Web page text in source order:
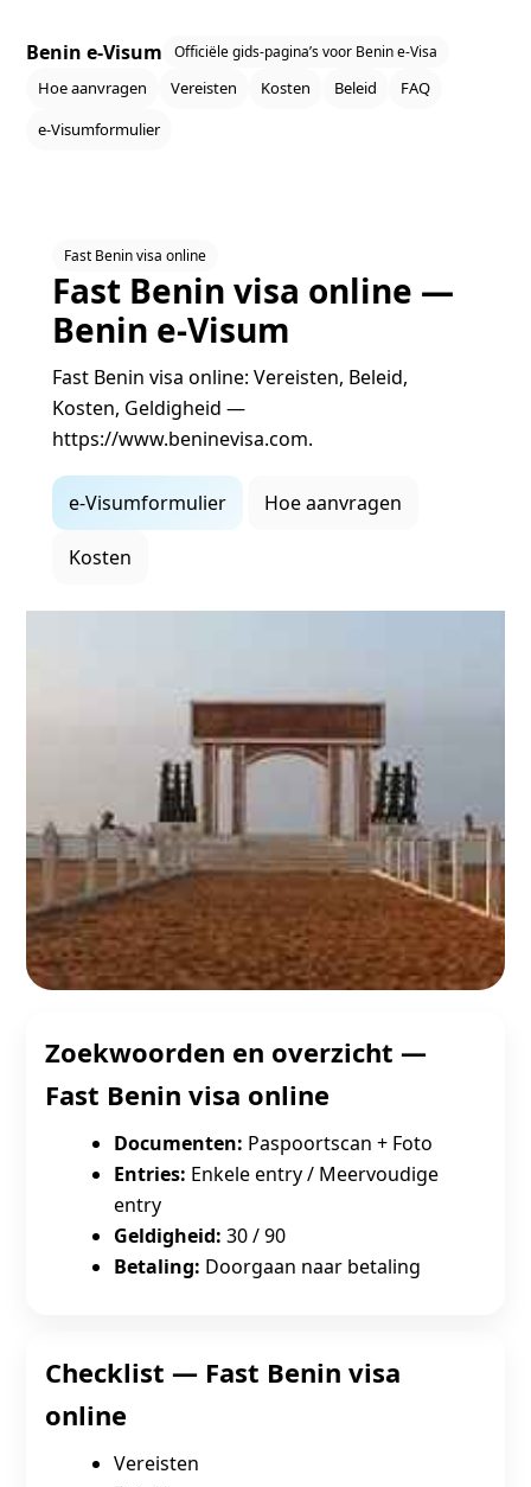
Benin e‑Visum Officiële gids‑pagina’s voor Benin e‑Visa
Hoe aanvragen Vereisten Kosten Beleid
FAQ
e‑Visumformulier
Fast Benin visa online
Fast Benin visa online —
Benin e‑Visum
Fast Benin visa online: Vereisten, Beleid,
Kosten, Geldigheid —
https://www.beninevisa.com.
e‑Visumformulier Hoe aanvragen
Kosten
Zoekwoorden en overzicht —
Fast Benin visa online
Documenten: Paspoortscan + Foto
Entries: Enkele entry / Meervoudige
entry
Geldigheid: 30 / 90
Betaling: Doorgaan naar betaling
Checklist — Fast Benin visa
online
Vereisten